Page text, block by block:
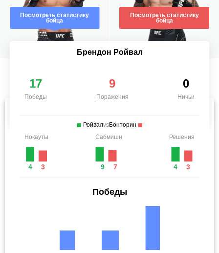
Посмотреть статистику
бойца
Посмотреть статистику
бойца
Брендон Ройвал
17
Победы
9
Поражения
0
Ничьи
РойвалvsБонторин
Нокауты
4 3
Сабмишн
9 7
Решения
4 3
Победы